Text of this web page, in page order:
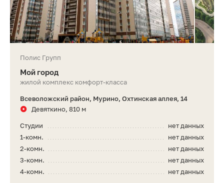
Полис Групп
Мой город
жилой комплекс комфорт-класса
Всеволожский район, Мурино, Охтинская аллея, 14
Девяткино, 810 м
нет данных
Студии
нет данных
1-комн.
нет данных
2-комн.
нет данных
3-комн.
нет данных
4-комн.